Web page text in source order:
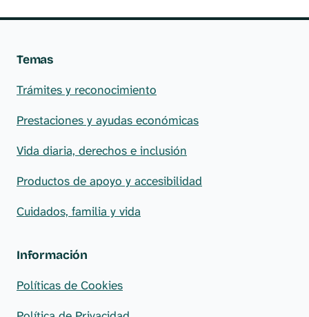
Temas
Trámites y reconocimiento
Prestaciones y ayudas económicas
Vida diaria, derechos e inclusión
Productos de apoyo y accesibilidad
Cuidados, familia y vida
Información
Políticas de Cookies